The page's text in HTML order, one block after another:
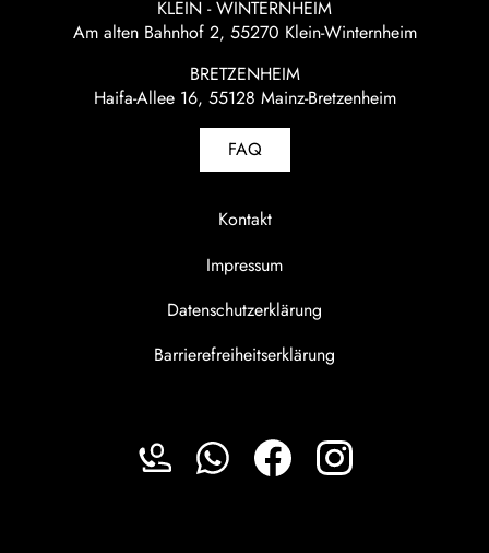
KLEIN - WINTERNHEIM
Am alten Bahnhof 2, 55270 Klein-Winternheim
BRETZENHEIM
Haifa-Allee 16, 55128 Mainz-Bretzenheim
FAQ
Kontakt
Impressum
Datenschutzerklärung
Barrierefreiheitserklärung